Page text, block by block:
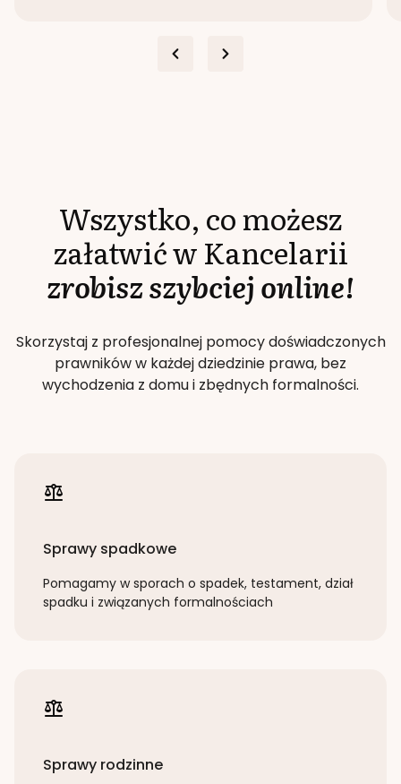
Wszystko, co możesz
załatwić w Kancelarii
zrobisz szybciej online!
Skorzystaj z profesjonalnej pomocy doświadczonych
prawników w każdej dziedzinie prawa, bez
wychodzenia z domu i zbędnych formalności.
Sprawy spadkowe
Pomagamy w sporach o spadek, testament, dział
spadku i związanych formalnościach
Sprawy rodzinne